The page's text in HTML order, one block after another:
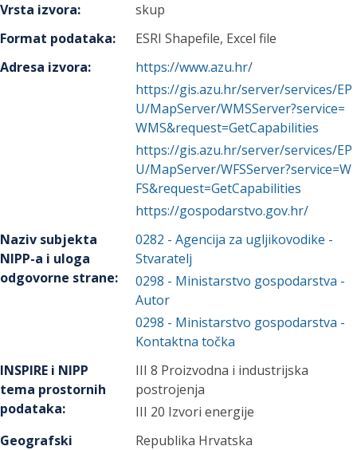
Vrsta izvora:
skup
Format podataka:
ESRI Shapefile, Excel file
Adresa izvora:
https://www.azu.hr/
https://gis.azu.hr/server/services/EP
U/MapServer/WMSServer?service=
WMS&request=GetCapabilities
https://gis.azu.hr/server/services/EP
U/MapServer/WFSServer?service=W
FS&request=GetCapabilities
https://gospodarstvo.gov.hr/
Naziv subjekta
NIPP-a i uloga
odgovorne strane:
0282 -Agencija za ugljikovodike -
Stvaratelj
0298 - Ministarstvo gospodarstva -
Autor
0298 - Ministarstvo gospodarstva -
Kontaktna točka
INSPIRE i NIPP
tema prostornih
podataka:
III 8 Proizvodna i industrijska
postrojenja
III 20 Izvori energije
Geografski
Republika Hrvatska